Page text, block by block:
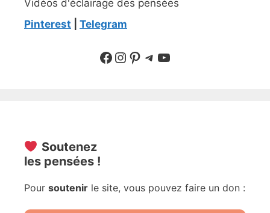
Vidéos d'éclairage des pensées
Pinterest
Telegram
Suivre sur Facebook
Suivre sur Instagram
Pinterest
Sur Telegram
YouTube
Soutenez
les pensées !
Pour soutenir le site, vous pouvez faire un don :